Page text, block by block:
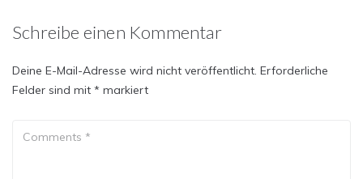
Schreibe einen Kommentar
Deine E-Mail-Adresse wird nicht veröffentlicht. Erforderliche
Felder sind mit * markiert